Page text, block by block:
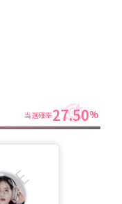
当選確率27.50%